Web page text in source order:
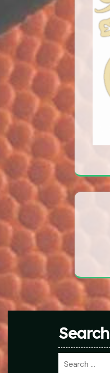
Search